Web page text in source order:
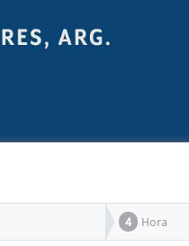
4 Hora